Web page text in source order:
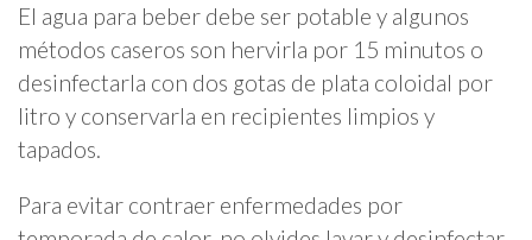
El agua para beber debe ser potable y algunos
métodos caseros son hervirla por 15 minutos o
desinfectarla con dos gotas de plata coloidal por
litro y conservarla en recipientes limpios y
tapados.
Para evitar contraer enfermedades por